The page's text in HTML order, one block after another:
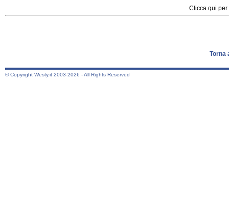
Clicca qui
Torna
© Copyright Westy.it 2003-2026 - All Rights Reserved